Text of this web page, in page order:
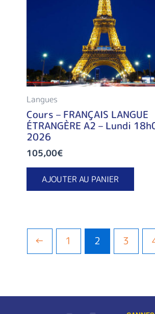
Langues
Cours – FRANÇAIS LANGUE
ÉTRANGÈRE A2 – Lundi
2026
105,00€
AJOUTER AU PANIER
← 1 2 3